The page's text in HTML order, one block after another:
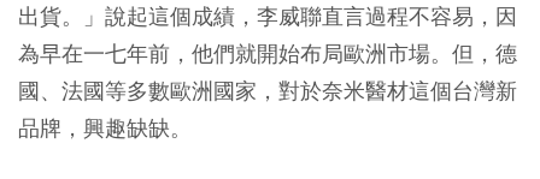
出貨。」說起這個成績，李威聯直言過程不容易，因
為早在一七年前，他們就開始布局歐洲市場。但，德
國、法國等多數歐洲國家，對於奈米醫材這個台灣新
品牌，興趣缺缺。